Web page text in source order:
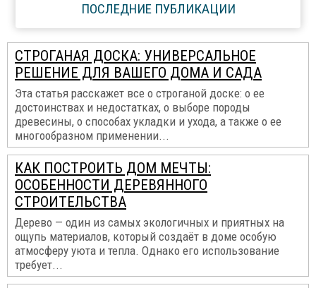
ПОСЛЕДНИЕ ПУБЛИКАЦИИ
СТРОГАНАЯ ДОСКА: УНИВЕРСАЛЬНОЕ
РЕШЕНИЕ ДЛЯ ВАШЕГО ДОМА И САДА
Эта статья расскажет все о строганой доске: о ее
достоинствах и недостатках, о выборе породы
древесины, о способах укладки и ухода, а также о ее
многообразном применении...
КАК ПОСТРОИТЬ ДОМ МЕЧТЫ:
ОСОБЕННОСТИ ДЕРЕВЯННОГО
СТРОИТЕЛЬСТВА
Дерево — один из самых экологичных и приятных на
ощупь материалов, который создаёт в доме особую
атмосферу уюта и тепла. Однако его использование
требует...